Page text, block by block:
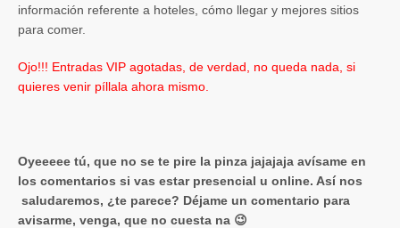
información referente a hoteles, cómo llegar y mejores sitios
para comer.
Ojo!!! Entradas VIP agotadas, de verdad, no queda nada, si
quieres venir píllala ahora mismo.
Oyeeeee tú, que no se te pire la pinza jajajaja avísame en
los comentarios si vas estar presencial u online. Así nos
saludaremos, ¿te parece? Déjame un comentario para
avisarme, venga, que no cuesta na 😉